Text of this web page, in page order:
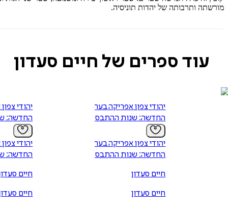
מורשתה ותרבותה של יהדות תוניסיה.
עוד ספרים של חיים סעדון
יהודי צפון אפריקה בעת
החדשה: שנות ההתבססות
יהודי צפון אפריקה בעת
החדשה: שנות ההתבססות
חיים סעדון
חיים סעדון
יהודי
החדשה:
יהודי
החדשה:
חיים
חיים